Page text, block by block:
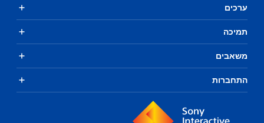
ערכים
תמיכה
משאבים
התחברות